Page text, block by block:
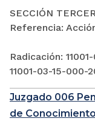
SECCIÓN
Referencia:
Radicación:
11001-03-15-000-
Juzgado 006
de